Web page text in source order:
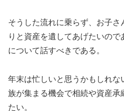
そうした流れに乗らず、お子
りと資産を遺してあげたいの
について話すべきである。
年末は忙しいと思うかもしれな
族が集まる機会で相続や資産承
たい。